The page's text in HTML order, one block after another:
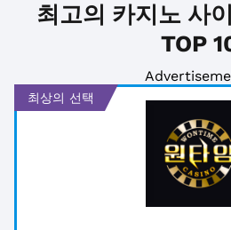
최고의 카지노 사
TOP
최상의 선택